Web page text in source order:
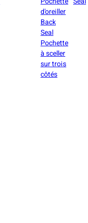
d'oreiller
Back
Seal
Pochette
à sceller
sur trois
côtés